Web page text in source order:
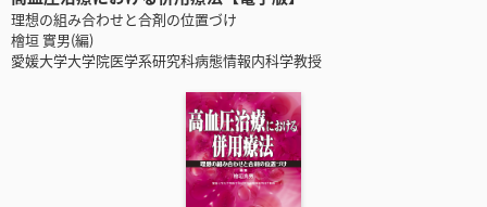
理想の組み合わせと合剤の位置づけ
檜垣 實男(編)
愛媛大学大学院医学系研究科病態情報内科学教授